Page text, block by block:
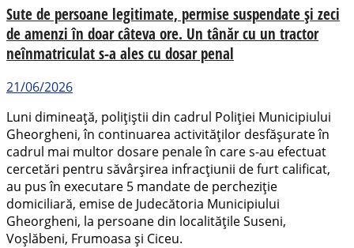
Sute de persoane legitimate, permise suspendate și zeci
de amenzi în doar câteva ore. Un tânăr cu un tractor
neînmatriculat s-a ales cu dosar penal
21/06/2026
Luni dimineață, polițiștii din cadrul Poliției Municipiului
Gheorgheni, în continuarea activităților desfășurate în
cadrul mai multor dosare penale în care s-au efectuat
cercetări pentru săvârșirea infracțiunii de furt calificat,
au pus în executare 5 mandate de percheziție
domiciliară, emise de Judecătoria Municipiului
Gheorgheni, la persoane din localitățile Suseni,
Voșlăbeni, Frumoasa și Ciceu.